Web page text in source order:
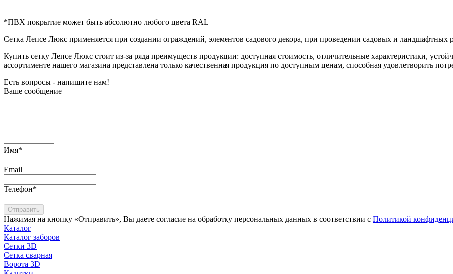
*ПВХ покрытие может быть абсолютно любого цвета RAL
Сетка Лепсе Люкс применяется при создании ограждений, элементов садового декора, при проведении садовых и ландшафтных
Купить сетку Лепсе Люкс стоит из-за ряда преимуществ продукции: доступная стоимость, отличительные характеристики,
ассортименте нашего магазина представлена только качественная продукция по доступным ценам, способная удовлетворить
Есть вопросы - напишите нам!
Ваше сообщение
Имя*
Email
Телефон*
Отправить
Нажимая на кнопку «Отправить», Вы даете согласие на обработку персональных данных в соответствии с Политикой
Каталог
Каталог заборов
Сетки 3D
Сетка сварная
Ворота 3D